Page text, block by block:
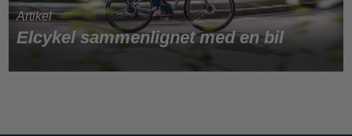
Elcykel sammenlignet med en bil